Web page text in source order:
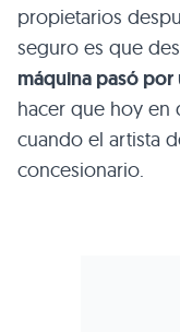
propietarios
seguro es que
máquina pasó
hacer que hoy en
cuando el artista
concesionario.